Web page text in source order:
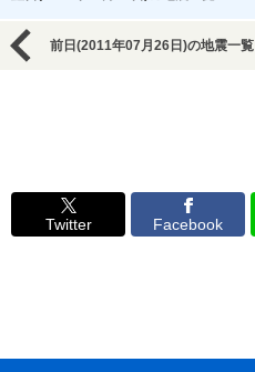
前日(2011年07月26日)の地震一覧
Twitter Facebook